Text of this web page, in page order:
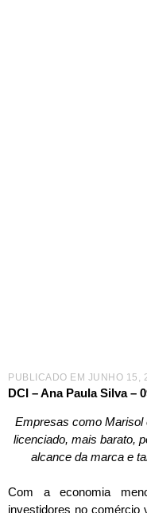
PUBLICADO EM JUNHO 15,
DCI – Ana Paula Silva –
Empresas como Marisol
licenciado, mais barato,
alcance da marca e
Com a economia
investidores no comércio